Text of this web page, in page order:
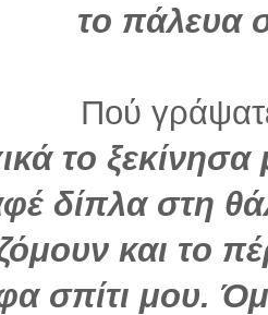
το πάλευα
Πού
το ξεκίνησα
δίπλα στη
και το
σπίτι μου.